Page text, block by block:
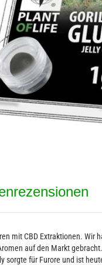
mit CBD Extraktionen. Wir
auf den Markt
sorgte für Furore und ist